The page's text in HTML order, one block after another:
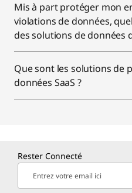
Mis à part protéger mon
violations de données,
des solutions de données
Que sont les solutions de
données SaaS ?
Rester Connecté
Entrez votre email ici